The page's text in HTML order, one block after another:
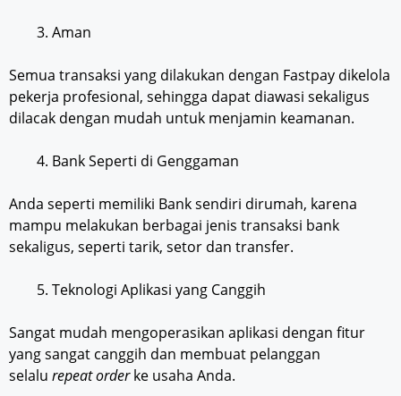
Aman
Semua transaksi yang dilakukan dengan Fastpay dikelola
pekerja profesional, sehingga dapat diawasi sekaligus
dilacak dengan mudah untuk menjamin keamanan.
Bank Seperti di Genggaman
Anda seperti memiliki Bank sendiri dirumah, karena
mampu melakukan berbagai jenis transaksi bank
sekaligus, seperti tarik, setor dan transfer.
Teknologi Aplikasi yang Canggih
Sangat mudah mengoperasikan aplikasi dengan fitur
yang sangat canggih dan membuat pelanggan
selalu repeat orderke usaha Anda.